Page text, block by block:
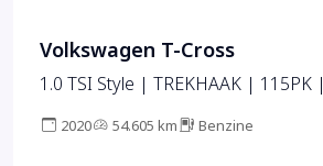
Volkswagen T-Cross
1.0 TSI Style | TREKHAAK | 115PK |
2020 54.605 km Benzine